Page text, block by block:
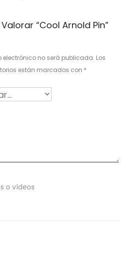
Valorar “Cool Arnold Pin”
electrónico no será publicada. Los
están marcados con *
o vídeos